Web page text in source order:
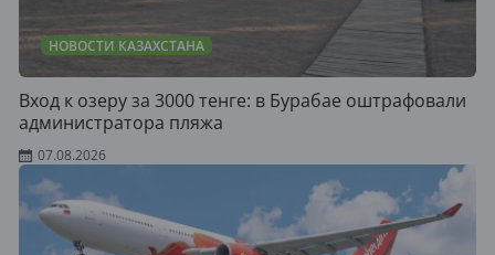
НОВОСТИ КАЗАХСТАНА
Вход к озеру за 3000 тенге: в Бурабае оштрафовали
администратора пляжа
07.08.2026